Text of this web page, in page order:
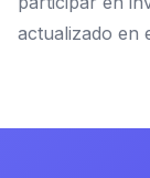
actualizado en